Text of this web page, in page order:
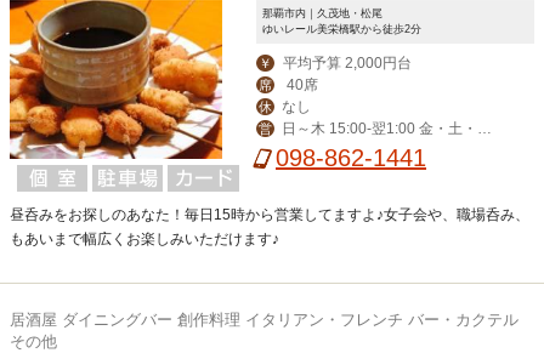
那覇市内｜久茂地・松尾
ゆいレール美栄橋駅から徒歩2分
￥ 平均予算 2,000円台
席 40席
休 なし
営
日～木 15:00-翌1:00 金・土・祝
前 15:00-翌3:00
098-862-1441
昼呑みをお探しのあなた！毎日15時から営業してますよ♪女子会や、職場呑み、
もあいまで幅広くお楽しみいただけます♪
居酒屋 ダイニングバー 創作料理 イタリアン・フレンチ バー・カクテル
その他